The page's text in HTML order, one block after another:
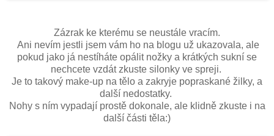
Zázrak ke kterému se neustále vracím.
Ani nevím jestli jsem vám ho na blogu už ukazovala, ale
pokud jako já nestíháte opálit nožky a krátkých sukní se
nechcete vzdát zkuste silonky ve spreji.
Je to takový make-up na tělo a zakryje popraskané žilky, a
další nedostatky.
Nohy s ním vypadají prostě dokonale, ale klidně zkuste i na
další části těla:)